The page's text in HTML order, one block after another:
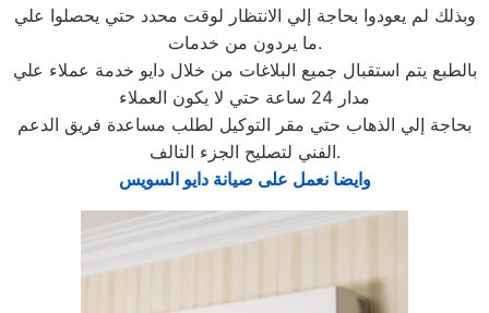
وبذلك لم يعودوا بحاجة إلي الانتظار لوقت محدد حتي يحصلوا علي
ما يردون من خدمات.
بالطبع يتم استقبال جميع البلاغات من خلال دايو خدمة عملاء علي
مدار 24 ساعة حتي لا يكون العملاء
بحاجة إلي الذهاب حتي مقر التوكيل لطلب مساعدة فريق الدعم
الفني لتصليح الجزء التالف.
وايضا نعمل على صيانة دايو السويس